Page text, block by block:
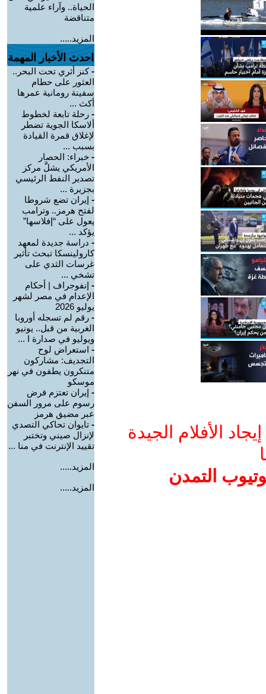
الأفلام الجيدة
التمدن
الحياة.. وآراء علمية
متناقضة
المزيد.....
احدث الأخبار المهمة
-كنز أثري تحت البحر..
العثور على حطام
سفينة رومانية عمرها
أكث ...
- رحلة تابعة لخطوط
ألاسكا الجوية تضطر
لإغلاق قمرة القيادة
بسبب ...
- خبراء: الحصار
الأمريكي يشلَّ مركز
تصدير النفط الرئيسي
بجزيرة ...
- إيران تضع شروطا
لفتح هرمز.. وترامب
يعول على “إفلاسها”
يؤكد ...
- دراسة جديدة لمعهد
كارولينسكا تبحث تأثير
غرسات الثدي على
تشخي ...
- إنفوجراف | أحكام
الإعدام في مصر لشهر
يوليو 2026
- رقم لم تسجله أوروبا
الغربية من قبل.. يونيو
ويوليو في صدارة ا ...
- استعراض لوح
التجديف: مشاركون
متنكرون يطفون في نهر
موسكو
- إيران تعتزم فرض
رسوم على مرور السفن
عبر مضيق هرمز
- تايوان تحاكي التصدي
لإنزال صيني وتختبر
تقييد الإنترنت في منا ...
المزيد.....
المزيد.....